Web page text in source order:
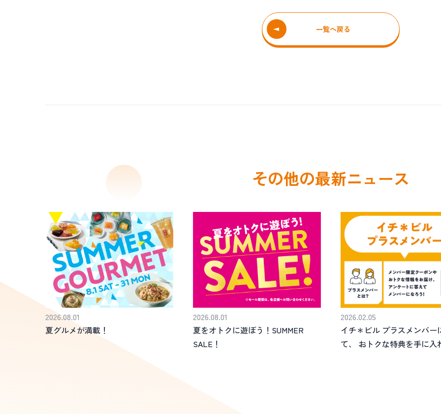
一覧へ戻る
その他の最新ニュース
2026.08.01
夏グルメが満載！
2026.08.01
夏をオトクに遊ぼう！SUMMER
SALE！
2026.02.05
イチ＊ビル プラスメンバー
て、 おトクな特典を手に入